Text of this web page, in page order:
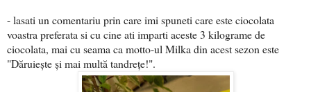
- lasati un comentariu prin care imi spuneti care este ciocolata
voastra preferata si cu cine ati imparti aceste 3 kilograme de
ciocolata, mai cu seama ca motto-ul Milka din acest sezon este
"Dăruiește și mai multă tandrețe!".